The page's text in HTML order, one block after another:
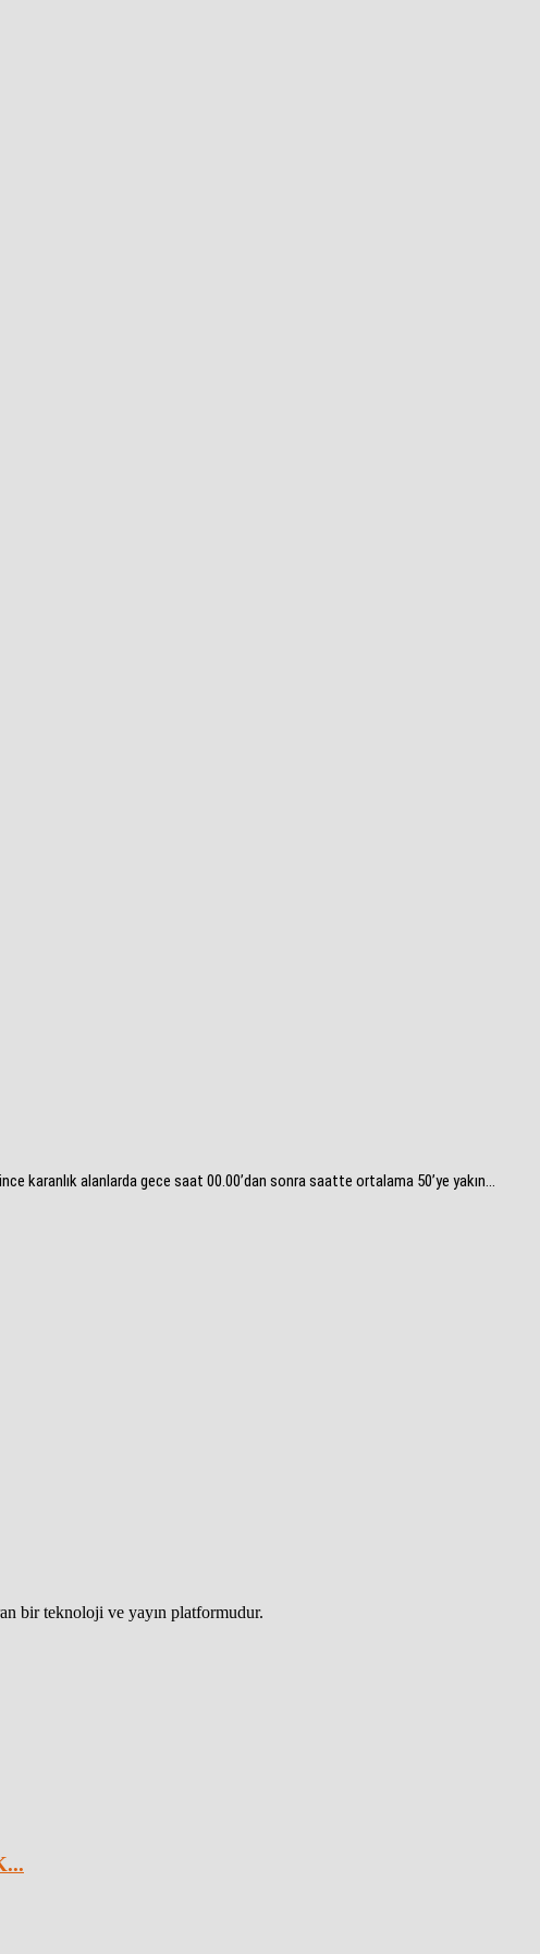
karanlık alanlarda gece saat 00.00’dan sonra saatte ortalama 50’ye yakın...
bir teknoloji ve yayın platformudur.